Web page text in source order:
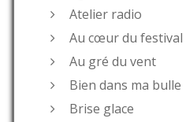
Atelier radio
Au cœur du festival
Au gré du vent
Bien dans ma bulle
Brise glace